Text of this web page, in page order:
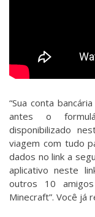
“Sua conta
antes o
disponibilizado
viagem com tudo
dados no link a
aplicativo neste
outros 10
Minecraft”. Você já